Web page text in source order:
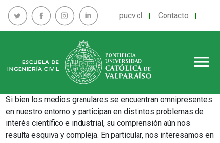
pucv.cl Contacto
menu
Si bien los medios granulares se encuentran omnipresentes
en nuestro entorno y participan en distintos problemas de
interés científico e industrial, su comprensión aún nos
resulta esquiva y compleja. En particular, nos interesamos en